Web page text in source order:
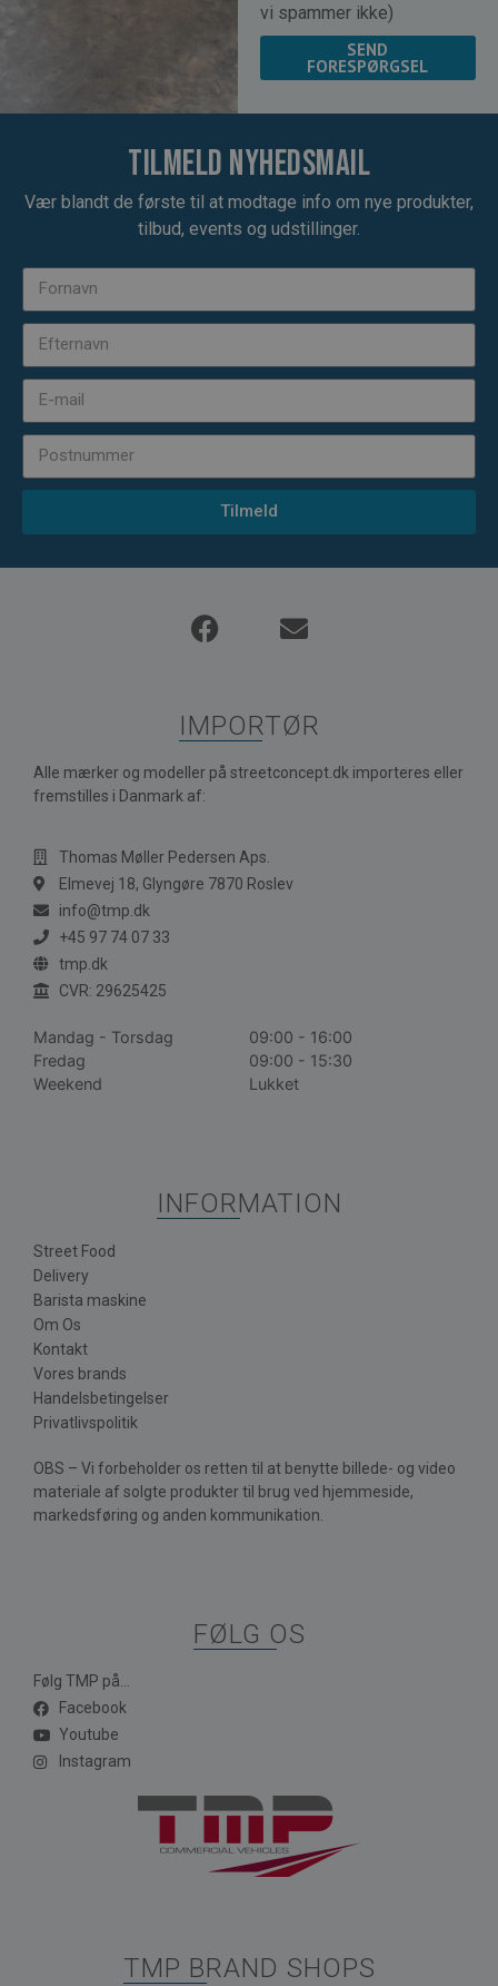
vi spammer ikke)
SEND
FORESPØRGSEL
Tilmeld nyhedsmail
Vær blandt de første til at modtage info om nye produkter,
tilbud, events og udstillinger.
Tilmeld
IMPORTØR
Alle mærker og modeller på streetconcept.dk importeres eller
fremstilles i Danmark af:
Thomas Møller Pedersen Aps.
Elmevej 18, Glyngøre 7870 Roslev
info@tmp.dk
+45 97 74 07 33
tmp.dk
CVR: 29625425
Mandag - Torsdag
09:00 - 16:00
Fredag
09:00 - 15:30
Weekend
Lukket
INFORMATION
Street Food
Delivery
Barista maskine
Om Os
Kontakt
Vores brands
Handelsbetingelser
Privatlivspolitik
OBS – Vi forbeholder os retten til at benytte billede- og video
materiale af solgte produkter til brug ved hjemmeside,
markedsføring og anden kommunikation.
FØLG OS
Følg TMP på...
Facebook
Youtube
Instagram
TMP BRAND SHOPS